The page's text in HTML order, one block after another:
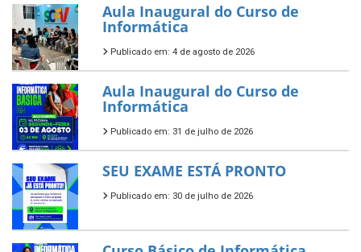
Aula Inaugural do Curso de
Informática
Publicado em: 4 de agosto de 2026
Aula Inaugural do Curso de
Informática
Publicado em: 31 de julho de 2026
SEU EXAME ESTÁ PRONTO
Publicado em: 30 de julho de 2026